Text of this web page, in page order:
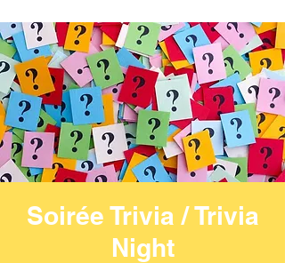
Soirée Trivia / Trivia
Night